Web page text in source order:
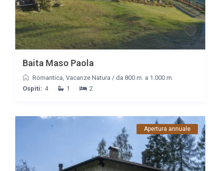
Baita Maso Paola
Romantica, Vacanze Natura / da 800 m. a 1.000 m.
Ospiti: 4 1 2
Apertura annuale